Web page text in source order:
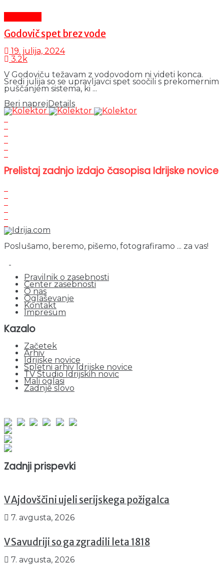
Godovič spet brez vode
19. julija, 2024
3.2k
V Godoviču težavam z vodovodom ni videti konca.
Sredi julija so se upravljavci spet soočili s prekomernim
puščanjem sistema, ki ...
Beri naprej Details
Prelistaj zadnjo izdajo časopisa Idrijske novice
Poslušamo, beremo, pišemo, fotografiramo ... za vas!
Pravilnik o zasebnosti
Center zasebnosti
O nas
Oglaševanje
Kontakt
Impresum
Kazalo
Začetek
Arhiv
Idrijske novice
Spletni arhiv Idrijske novice
TV Studio Idrijskih novic
Mali oglasi
Zadnje slovo
Zadnji prispevki
V Ajdovščini ujeli serijskega požigalca
7. avgusta, 2026
V Savudriji so ga zgradili leta 1818
7. avgusta, 2026